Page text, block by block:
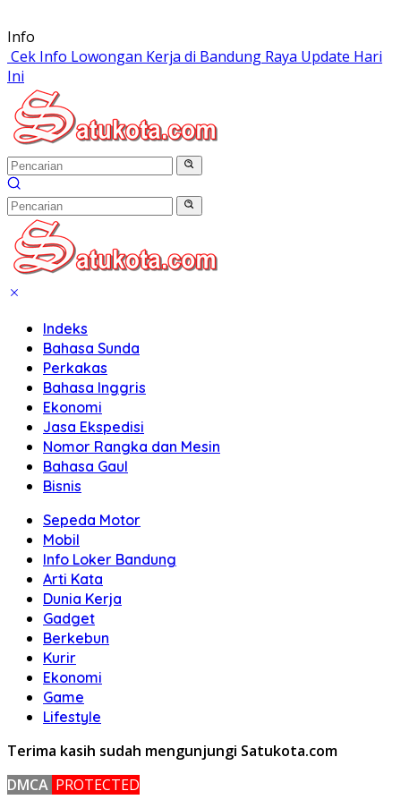
Langsung
ke
konten
Info
Cek Info Lowongan Kerja di Bandung Raya Update Hari
Ini
Indeks
Bahasa Sunda
Perkakas
Bahasa Inggris
Ekonomi
Jasa Ekspedisi
Nomor Rangka dan Mesin
Bahasa Gaul
Bisnis
Sepeda Motor
Mobil
Info Loker Bandung
Arti Kata
Dunia Kerja
Gadget
Berkebun
Kurir
Ekonomi
Game
Lifestyle
Terima kasih sudah mengunjungi Satukota.com
DMCA PROTECTED